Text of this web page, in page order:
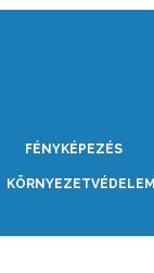
FÉNYKÉPEZÉS
KÖRNYEZETVÉDELEM